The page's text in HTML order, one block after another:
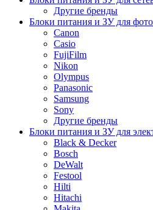
Другие бренды
Блоки питания и ЗУ для
Canon
Casio
FujiFilm
Nikon
Olympus
Panasonic
Samsung
Sony
Другие бренды
Блоки питания и ЗУ для
Black & Decker
Bosch
DeWalt
Festool
Hilti
Hitachi